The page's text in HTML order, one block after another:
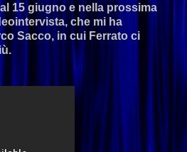
15 giugno e nella prossima
che mi ha
Sacco, in cui Ferrato ci